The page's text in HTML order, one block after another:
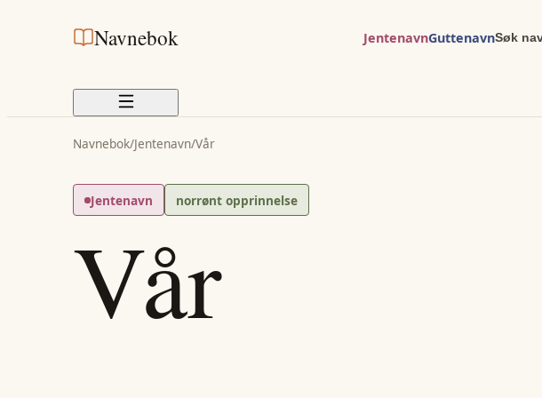
Navnebok JentenavnGuttenavnSøk
Navnebok/Jentenavn/Vår
Jentenavn norrønt opprinnelse
Vår